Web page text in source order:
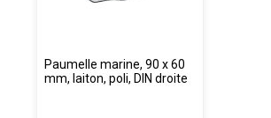
Paumelle marine, 90 x 60
mm, laiton, poli, DIN droite